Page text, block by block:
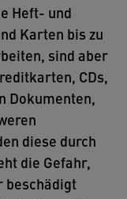
Heft- und
Karten bis zu
sind aber
CDs,
Dokumenten,
diese durch
die Gefahr,
beschädigt